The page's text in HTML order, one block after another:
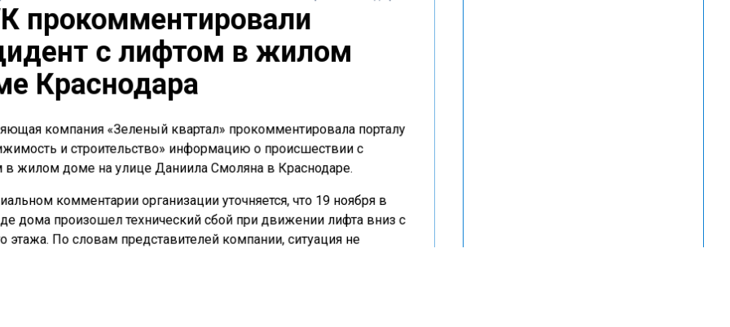
прокомментировали
с лифтом в жилом
Краснодара
компания «Зеленый квартал» прокомментировала порталу
и строительство» информацию о происшествии с
в жилом доме на улице Даниила Смоляна в Краснодаре.
комментарии организации уточняется, что 19 ноября в
дома произошел технический сбой при движении лифта вниз с
этажа. По словам представителей компании, ситуация не